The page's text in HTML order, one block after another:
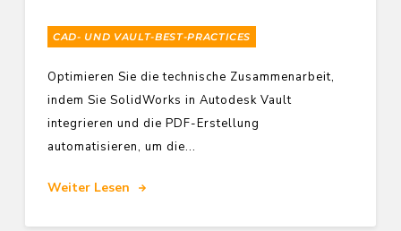
CAD- UND VAULT-BEST-PRACTICES
Optimieren Sie die technische Zusammenarbeit,
indem Sie SolidWorks in Autodesk Vault
integrieren und die PDF-Erstellung
automatisieren, um die...
Weiter Lesen